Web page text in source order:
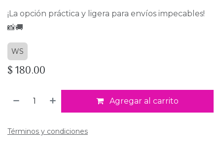
¡La opción práctica y ligera para envíos impecables!
📸🚚
WS
$180.00
Agregar al carrito
Términos y condiciones